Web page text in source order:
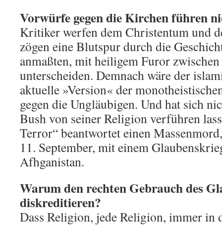
Vorwürfe gegen die Kirchen führen
Kritiker werfen dem Christentum und
zögen eine Blutspur durch die
anmaßten, mit heiligem Furor
unterscheiden. Demnach wäre der
aktuelle »Version« der
gegen die Ungläubigen. Und hat sich
Bush von seiner Religion verführen
Terror“ beantwortet einen
11. September, mit einem
Afhganistan.
Warum den rechten Gebrauch des
diskreditieren?
Dass Religion, jede Religion, immer in